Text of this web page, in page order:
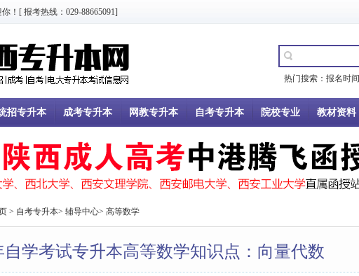
！[ 报考热线：029-88665091]
热门搜索： 报名时间
招专升本 成考专升本 网教专升本 自考专升本 院校专业 教材资料
> 自考专升本> 辅导中心> 高等数学
自学考试专升本高等数学知识点：向量代数